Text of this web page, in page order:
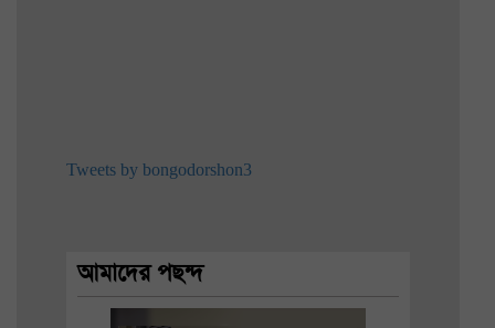
Tweets by bongodorshon3
আমাদের পছন্দ